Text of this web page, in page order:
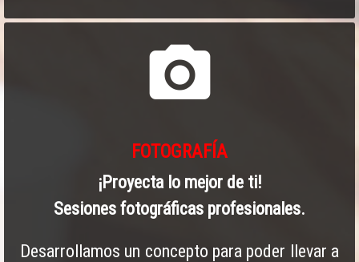
camera_alt
FOTOGRAFÍA
¡Proyecta lo mejor de ti!
Sesiones fotográficas profesionales.
Desarrollamos un concepto para poder llevar a